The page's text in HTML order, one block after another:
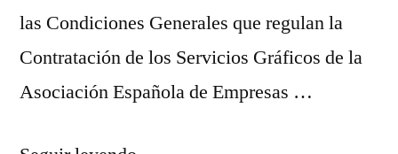
las Condiciones Generales que regulan la
Contratación de los Servicios Gráficos de la
Asociación Española de Empresas …